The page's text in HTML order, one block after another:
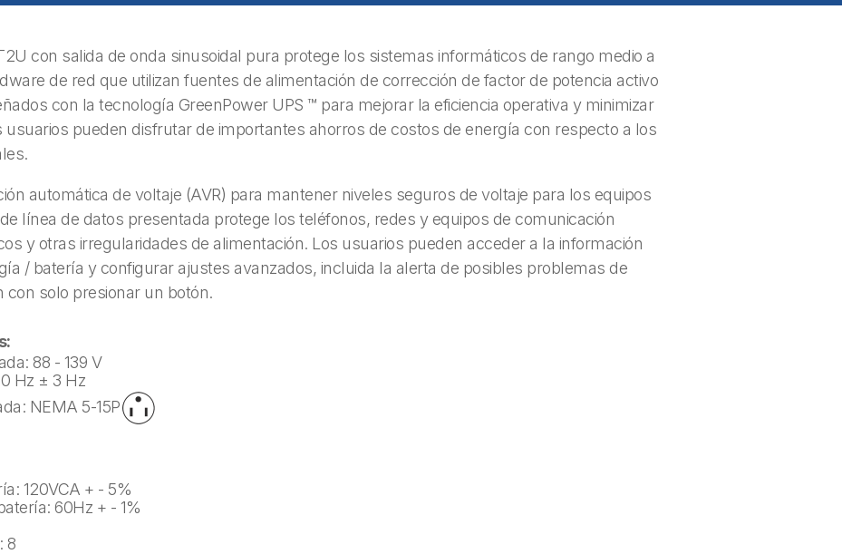
con salida de onda sinusoidal pura protege los sistemas informáticos de rango medio a
de red que utilizan fuentes de alimentación de corrección de factor de potencia activo
con la tecnología GreenPower UPS ™ para mejorar la eficiencia operativa y minimizar
pueden disfrutar de importantes ahorros de costos de energía con respecto a los
automática de voltaje (AVR) para mantener niveles seguros de voltaje para los equipos
línea de datos presentada protege los teléfonos, redes y equipos de comunicación
y otras irregularidades de alimentación. Los usuarios pueden acceder a la información
/ batería y configurar ajustes avanzados, incluida la alerta de posibles problemas de
con solo presionar un botón.
88 - 139 V
Hz ± 3 Hz
NEMA 5-15P
120VCA + - 5%
60Hz + - 1%
8